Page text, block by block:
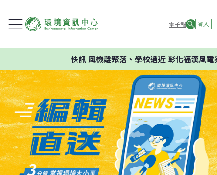
電子報 登入
快訊風機離聚落、學校過近 彰化福漢風電